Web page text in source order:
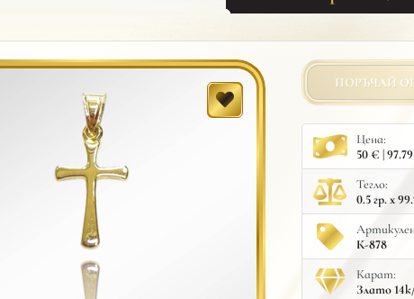
ПОРЪЧАЙ
Цена:
50 € |
Тегло:
0.5 гр. x
К-878
Карат:
Злато